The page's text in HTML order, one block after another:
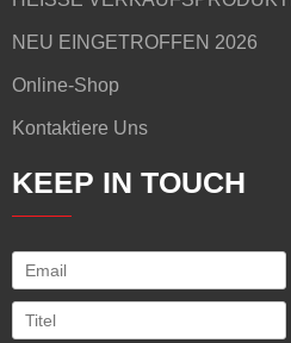
NEU EINGETROFFEN 2026
Online-Shop
Kontaktiere Uns
KEEP IN TOUCH